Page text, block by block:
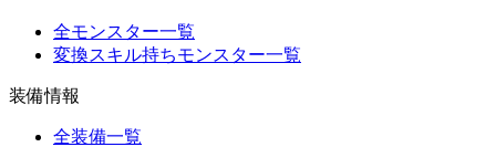
全モンスター一覧
変換スキル持ちモンスター一覧
装備情報
全装備一覧